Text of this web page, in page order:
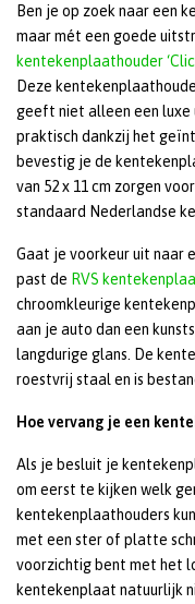
Ben je op zoek naar een
maar mét een goede
kentekenplaathouder
Deze
geeft niet alleen een luxe
praktisch dankzij het
bevestig je de
van 52 x 11 cm zorgen
standaard Nederlandse
Gaat je voorkeur uit naar
past de RVS
chroomkleurige
aan je auto dan een
langdurige glans. De
roestvrij staal en is
Hoe vervang je een
Als je besluit je
om eerst te kijken welk
kentekenplaathouders
met een ster of platte
voorzichtig bent met het
kentekenplaat natuurlijk